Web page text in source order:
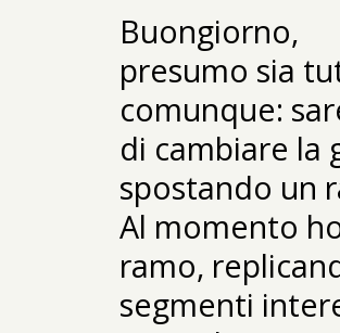
Buongiorno,
presumo sia
comunque:
di cambiare la
spostando un
Al momento
ramo,
segmenti